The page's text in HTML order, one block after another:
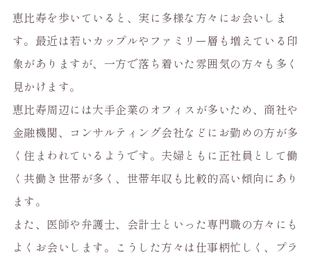
恵比寿を歩いていると、実に多様な方々にお会いしま
す。最近は若いカップルやファミリー層も増えている印
象がありますが、一方で落ち着いた雰囲気の方々も多く
見かけます。
恵比寿周辺には大手企業のオフィスが多いため、商社や
金融機関、コンサルティング会社などにお勤めの方が多
く住まわれているようです。夫婦ともに正社員として働
く共働き世帯が多く、世帯年収も比較的高い傾向にあり
ます。
また、医師や弁護士、会計士といった専門職の方々にも
よくお会いします。こうした方々は仕事柄忙しく、プラ